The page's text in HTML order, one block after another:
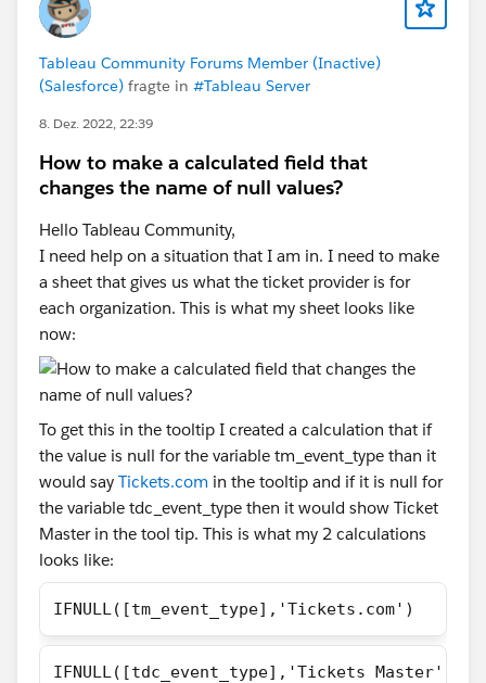
Tableau Community Forums Member (Inactive)
(Salesforce) fragte in #Tableau Server
8. Dez. 2022, 22:39
How to make a calculated field that
changes the name of null values?
Hello Tableau Community,
I need help on a situation that I am in. I need to make
a sheet that gives us what the ticket provider is for
each organization. This is what my sheet looks like
now:
To get this in the tooltip I created a calculation that if
the value is null for the variable tm_event_type than it
would say Tickets.com in the tooltip and if it is null for
the variable tdc_event_type then it would show Ticket
Master in the tool tip. This is what my 2 calculations
looks like:
IFNULL([tm_event_type],'Tickets.com')
IFNULL([tdc_event_type],'Tickets Master')